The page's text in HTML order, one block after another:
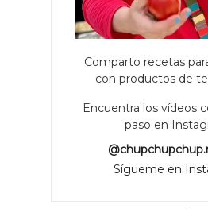
Comparto recetas
con productos de
Encuentra los vídeos
paso en
Sígueme en